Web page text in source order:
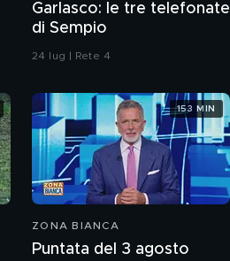
Garlasco: le tre telefonate
di Sempio
24 lug | Rete 4
ZONA BIANCA
Puntata del 3 agosto
153 MIN